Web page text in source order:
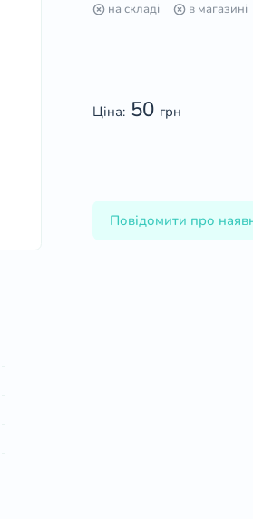
на складі в магазині
Ціна: 50 грн
Повідомити про